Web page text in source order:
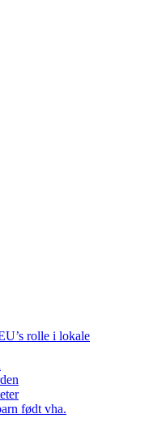
rolle i lokale
født vha.